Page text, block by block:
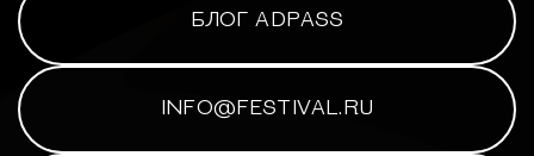
БЛОГ ADPASS
INFO@FESTIVAL.RU